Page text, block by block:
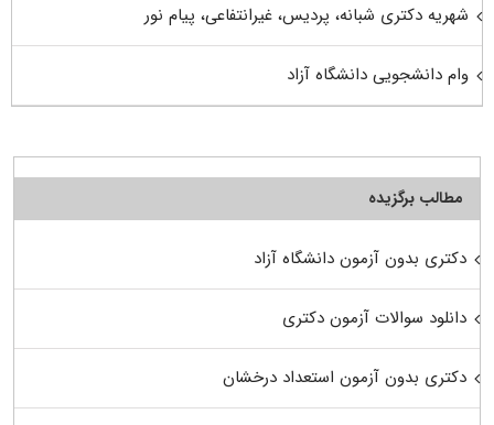
شهریه دکتری شبانه، پردیس، غیرانتفاعی، پیام نور
وام دانشجویی دانشگاه آزاد
مطالب برگزیده
دکتری بدون آزمون دانشگاه آزاد
دانلود سوالات آزمون دکتری
دکتری بدون آزمون استعداد درخشان